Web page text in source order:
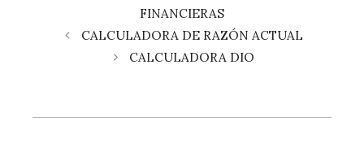
FINANCIERAS
CALCULADORA DE RAZÓN ACTUAL
CALCULADORA DIO